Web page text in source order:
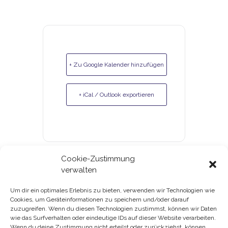
Cookie-Zustimmung
verwalten
Um dir ein optimales Erlebnis zu bieten, verwenden wir Technologien wie
Cookies, um Geräteinformationen zu speichern und/oder darauf
zuzugreifen. Wenn du diesen Technologien zustimmst, können wir Daten
wie das Surfverhalten oder eindeutige IDs auf dieser Website verarbeiten.
+ Zu Google Kalender hinzufügen
+ iCal / Outlook exportieren
Gutscheine & Kundenkarte